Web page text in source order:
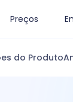
Preços
do Produto